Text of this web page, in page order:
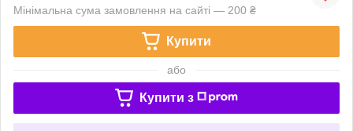
Мінімальна сума замовлення на сайті — 200 ₴
Купити
або
Купити з